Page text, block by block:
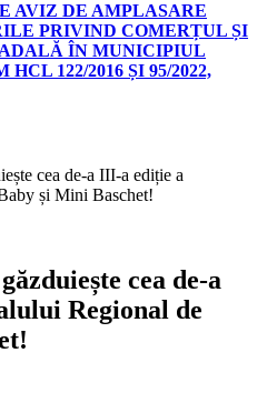
AVIZ DE AMPLASARE
PRIVIND COMERȚUL ȘI
ÎN MUNICIPIUL
122/2016 ȘI 95/2022,
cea de-a III-a ediție a
și Mini Baschet!
cea de-a
Regional de